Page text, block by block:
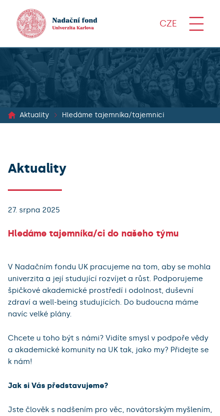
CZE
Aktuality Hledáme tajemníka/tajemnici
Aktuality
27. srpna 2025
Hledáme tajemníka/ci do našeho týmu
V Nadačním fondu UK pracujeme na tom, aby se mohla
univerzita a její studující rozvíjet a růst. Podporujeme
špičkové akademické prostředí i odolnost, duševní
zdraví a well-being studujících. Do budoucna máme
navíc velké plány.
Chcete u toho být s námi? Vidíte smysl v podpoře vědy
a akademické komunity na UK tak, jako my? Přidejte se
k nám!
Jak si Vás představujeme?
Jste člověk s nadšením pro věc, novátorským myšlením,